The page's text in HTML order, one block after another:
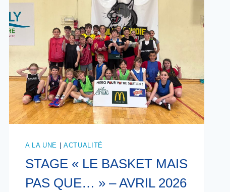
A LA UNE |ACTUALITÉ
STAGE « LE BASKET MAIS
PAS QUE… » – AVRIL 2026